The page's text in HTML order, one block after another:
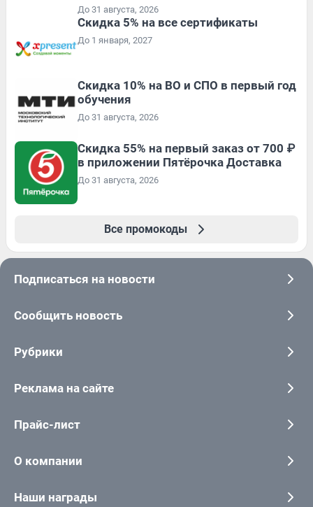
До 31 августа, 2026
Скидка 5% на все сертификаты
До 1 января, 2027
Скидка 10% на ВО и СПО в первый год
обучения
До 31 августа, 2026
Скидка 55% на первый заказ от 700 ₽
в приложении Пятёрочка Доставка
До 31 августа, 2026
Все промокоды
Подписаться на новости
Сообщить новость
Рубрики
Реклама на сайте
Прайс-лист
О компании
Наши награды